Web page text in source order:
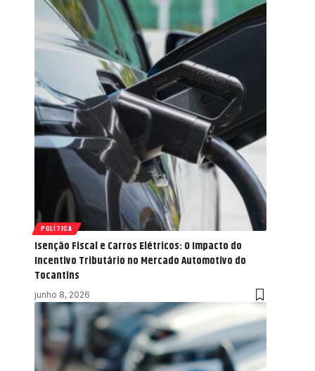
POLÍTICA
Isenção Fiscal e Carros Elétricos: O Impacto do
Incentivo Tributário no Mercado Automotivo do
Tocantins
junho 8, 2026